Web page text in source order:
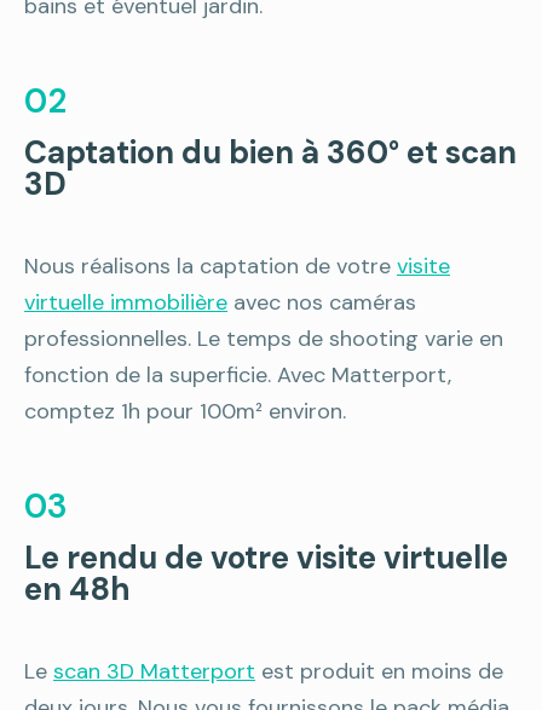
02
Captation du bien à 360° et scan
3D
Nous réalisons la captation de votre visite
virtuelle immobilière avec nos caméras
professionnelles. Le temps de shooting varie en
fonction de la superficie. Avec Matterport,
comptez 1h pour 100m² environ.
03
Le rendu de votre visite virtuelle
en 48h
Le scan 3D Matterport est produit en moins de